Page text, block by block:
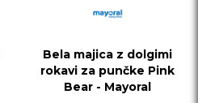
Bela majica z dolgimi
rokavi za punčke Pink
Bear - Mayoral